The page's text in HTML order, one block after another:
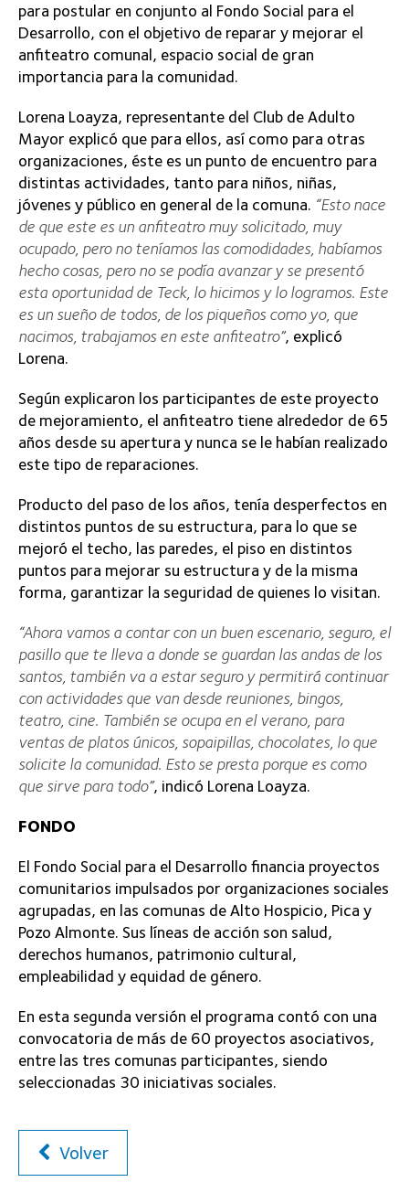
para postular en conjunto al Fondo Social para el
Desarrollo, con el objetivo de reparar y mejorar el
anfiteatro comunal, espacio social de gran
importancia para la comunidad.
Lorena Loayza, representante del Club de Adulto
Mayor explicó que para ellos, así como para otras
organizaciones, éste es un punto de encuentro para
distintas actividades, tanto para niños, niñas,
jóvenes y público en general de la comuna. “Esto nace
de que este es un anfiteatro muy solicitado, muy
ocupado, pero no teníamos las comodidades, habíamos
hecho cosas, pero no se podía avanzar y se presentó
esta oportunidad de Teck, lo hicimos y lo logramos. Este
es un sueño de todos, de los piqueños como yo, que
nacimos, trabajamos en este anfiteatro”, explicó
Lorena.
Según explicaron los participantes de este proyecto
de mejoramiento, el anfiteatro tiene alrededor de 65
años desde su apertura y nunca se le habían realizado
este tipo de reparaciones.
Producto del paso de los años, tenía desperfectos en
distintos puntos de su estructura, para lo que se
mejoró el techo, las paredes, el piso en distintos
puntos para mejorar su estructura y de la misma
forma, garantizar la seguridad de quienes lo visitan.
“Ahora vamos a contar con un buen escenario, seguro, el
pasillo que te lleva a donde se guardan las andas de los
santos, también va a estar seguro y permitirá continuar
con actividades que van desde reuniones, bingos,
teatro, cine. También se ocupa en el verano, para
ventas de platos únicos, sopaipillas, chocolates, lo que
solicite la comunidad. Esto se presta porque es como
que sirve para todo”, indicó Lorena Loayza.
FONDO
El Fondo Social para el Desarrollo financia proyectos
comunitarios impulsados por organizaciones sociales
agrupadas, en las comunas de Alto Hospicio, Pica y
Pozo Almonte. Sus líneas de acción son salud,
derechos humanos, patrimonio cultural,
empleabilidad y equidad de género.
En esta segunda versión el programa contó con una
convocatoria de más de 60 proyectos asociativos,
entre las tres comunas participantes, siendo
seleccionadas 30 iniciativas sociales.
Volver